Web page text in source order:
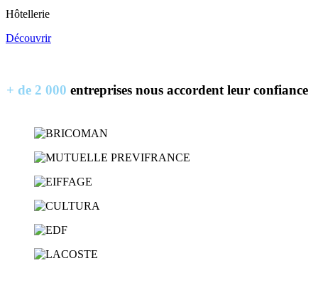
Hôtellerie
Découvrir
+ de 2 000 entreprises nous accordent leur confiance